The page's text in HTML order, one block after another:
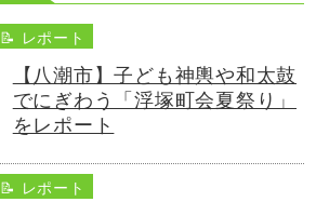
📝 レポート
【八潮市】子ども神輿や和太鼓
でにぎわう「浮塚町会夏祭り」
をレポート
📝 レポート